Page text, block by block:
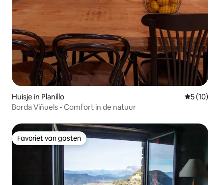
Huisje in Planillo
5 (10)
Borda Viñuels - Comfort in de natuur
Favoriet van gasten
Favoriet van gasten